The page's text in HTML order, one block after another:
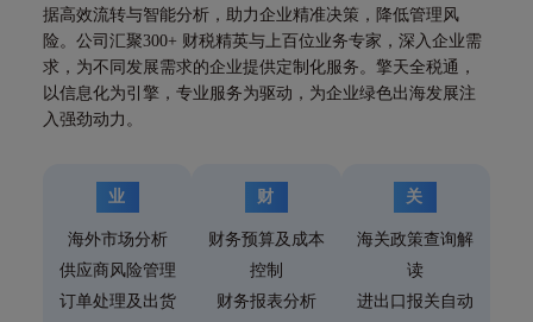
据高效流转与智能分析，助力企业精准决策，降低管理风
险。公司汇聚300+ 财税精英与上百位业务专家，深入企业需
求，为不同发展需求的企业提供定制化服务。擎天全税通，
以信息化为引擎，专业服务为驱动，为企业绿色出海发展注
入强劲动力。
业
海外市场分析
供应商风险管理
订单处理及出货
财
财务预算及成本
控制
财务报表分析
关
海关政策查询解
读
进出口报关自动